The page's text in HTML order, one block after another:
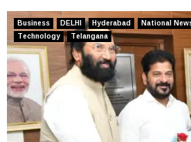
Business DELHI Hyderabad National
Technology
Telangana